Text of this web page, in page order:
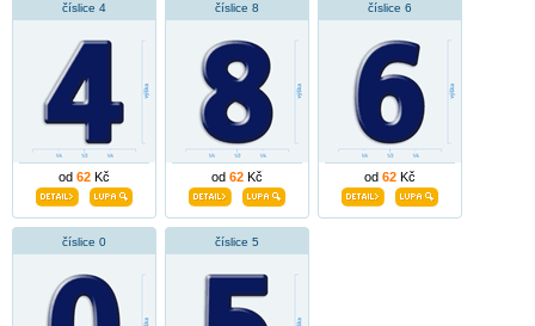
číslice 4
od 62 Kč
číslice 8
od 62 Kč
číslice 6
od 62 Kč
číslice 0 číslice 5